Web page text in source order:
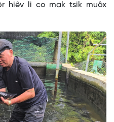
hiêv li co mak tsik muôx